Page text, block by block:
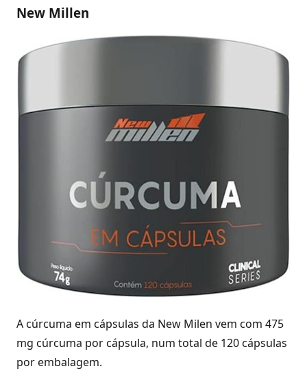
New Millen
A cúrcuma em cápsulas da New Milen vem com 475
mg cúrcuma por cápsula, num total de 120 cápsulas
por embalagem.